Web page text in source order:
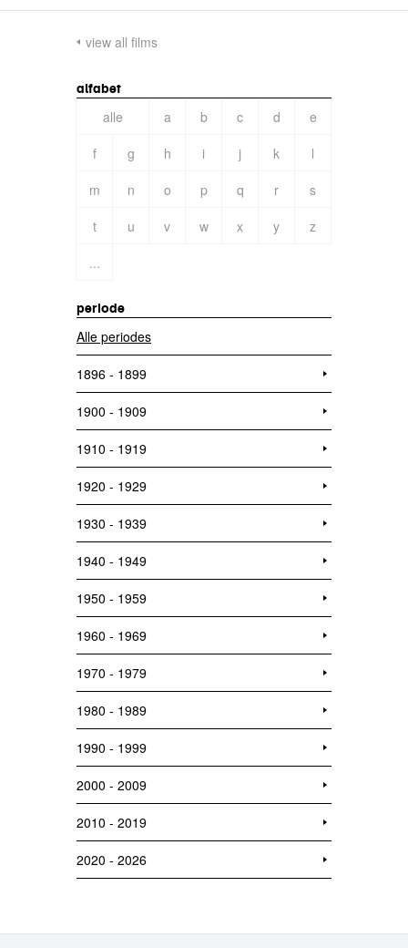
view all films
alfabet
alle a b c d
e
f
g h i j k
l
m
n o p q r
s
t
u v w x y
z
...
periode
Alle periodes
1896 - 1899
1900 - 1909
1910 - 1919
1920 - 1929
1930 - 1939
1940 - 1949
1950 - 1959
1960 - 1969
1970 - 1979
1980 - 1989
1990 - 1999
2000 - 2009
2010 - 2019
2020 - 2026